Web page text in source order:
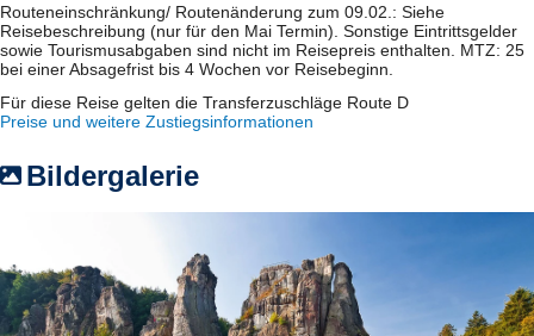
Routeneinschränkung/ Routenänderung zum 09.02.: Siehe
Reisebeschreibung (nur für den Mai Termin). Sonstige Eintrittsgelder
sowie Tourismusabgaben sind nicht im Reisepreis enthalten. MTZ: 25
bei einer Absagefrist bis 4 Wochen vor Reisebeginn.
Für diese Reise gelten die Transferzuschläge Route D
Preise und weitere Zustiegsinformationen
Bildergalerie